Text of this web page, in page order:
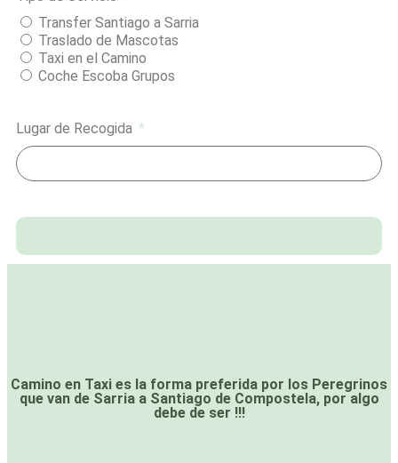
Transfer Santiago a Sarria
Traslado de Mascotas
Taxi en el Camino
Coche Escoba Grupos
Lugar de Recogida
Camino en Taxi es la forma preferida por los Peregrinos
que van de Sarria a Santiago de Compostela, por algo
debe de ser !!!